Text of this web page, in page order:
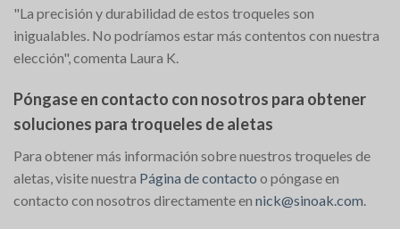
"La precisión y durabilidad de estos troqueles son
inigualables. No podríamos estar más contentos con nuestra
elección", comenta Laura K.
Póngase en contacto con nosotros para obtener
soluciones para troqueles de aletas
Para obtener más información sobre nuestros troqueles de
aletas, visite nuestra Página de contacto o póngase en
contacto con nosotros directamente en nick@sinoak.com.